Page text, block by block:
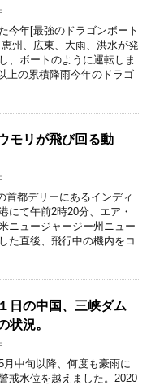
今年[最強のドラゴンボート
州、広東、大雨、洪水が発
、ボートのように運転しま
上の累積降雨今年のドラゴ
モリが飛び回る動
首都デリーにあるインディ
にて午前2時20分、エア・
ニュージャージー州ニュー
た直後、飛行中の機内をコ
日の中国、三峡ダム
状況。
中旬以降、何度も豪雨に
戒水位を越えました。2020